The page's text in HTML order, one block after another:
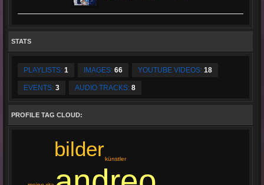
STATS
PLAYLISTS: 1 IMAGES: 66 YOUTUBE VIDEOS: 18
EVENTS: 3 AUDIO TRACKS: 8
PROFILE TAG CLOUD:
bilder künstler